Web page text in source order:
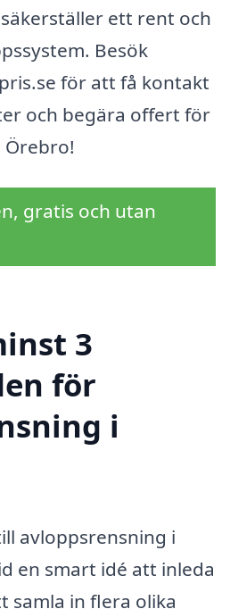
ett rent och
Besök
för att få kontakt
och begära offert för
Örebro!
gratis och utan
3
för
i
avloppsrensning i
en smart idé att inleda
samla in flera olika